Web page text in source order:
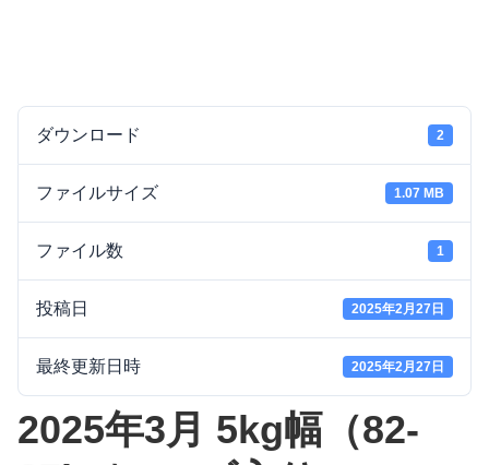
ダウンロード 2
ファイルサイズ 1.07 MB
ファイル数 1
投稿日 2025年2月27日
最終更新日時 2025年2月27日
2025年3月 5kg幅（82-